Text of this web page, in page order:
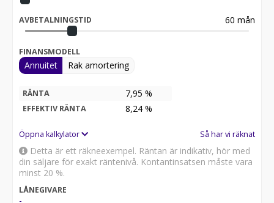
AVBETALNINGSTID 60 mån
FINANSMODELL
Annuitet Rak amortering
RÄNTA 7,95 %
EFFEKTIV RÄNTA 8,24 %
Öppna kalkylator Så har vi räknat
Detta är ett räkneexempel. Räntan är indikativ, hör med
din säljare för exakt räntenivå. Kontantinsatsen måste vara
minst 20 %.
LÅNEGIVARE
-